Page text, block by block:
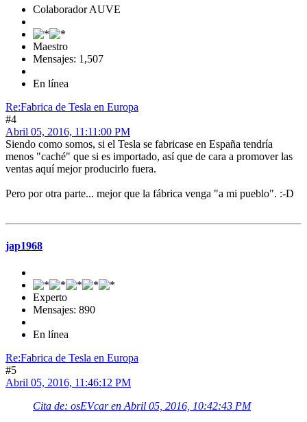
Colaborador AUVE
Maestro
Mensajes: 1,507
En línea
Re:Fabrica de Tesla en Europa
#4
Abril 05, 2016, 11:11:00 PM
Siendo como somos, si el Tesla se fabricase en España tendría
menos "caché" que si es importado, así que de cara a promover las
ventas aquí mejor producirlo fuera.
Pero por otra parte... mejor que la fábrica venga "a mi pueblo". :-D
jap1968
Experto
Mensajes: 890
En línea
Re:Fabrica de Tesla en Europa
#5
Abril 05, 2016, 11:46:12 PM
Cita de: osEVcar en Abril 05, 2016, 10:42:43 PM